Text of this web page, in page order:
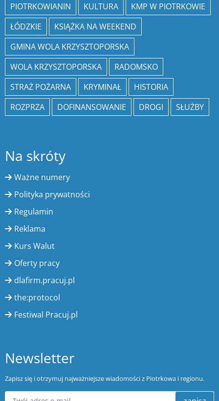
PIOTRKOWIANIN
KULTURA
KMP W PIOTRKOWIE
ŁÓDZKIE
KSIĄŻKA NA WEEKEND
GMINA WOLA KRZYSZTOPORSKA
WOLA KRZYSZTOPORSKA
RADOMSKO
STRAŻ POŻARNA
KRYMINAŁ
HISTORIA
ROZPRZA
DOFINANSOWANIE DROGI SŁUŻBY
Na skróty
Ważne numery
Polityka prywatności
Regulamin
Reklama
Kurs Walut
Oferty pracy
dlafirm.pracuj.pl
the:protocol
Festiwal Pracuj.pl
Newsletter
Zapisz się i otrzymuj najważniejsze wiadomości z Piotrkowa i regionu.